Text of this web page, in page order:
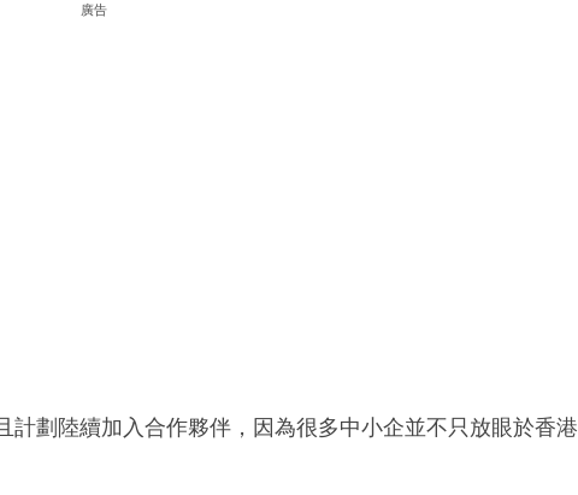
廣告
計劃陸續加入合作夥伴，因為很多中小企並不只放眼於香港